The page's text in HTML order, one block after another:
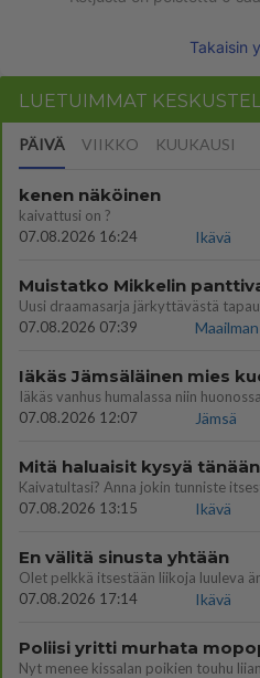
Takaisin
LUETUIMMAT
PÄIVÄ VIIKKO KUUKAUSI
kenen näköinen
kaivattusi on ?
07.08.2026 16:24
Ikävä
Muistatko Mikkelin
07.08.2026 07:39
07.08.2026 12:07
Jämsä
Mitä haluaisit kysyä tänään
Kaivatultasi? Anna jokin tunniste
07.08.2026 13:15
Ikävä
En välitä sinusta yhtään
07.08.2026 17:14
Ikävä
Poliisi yritti murhata